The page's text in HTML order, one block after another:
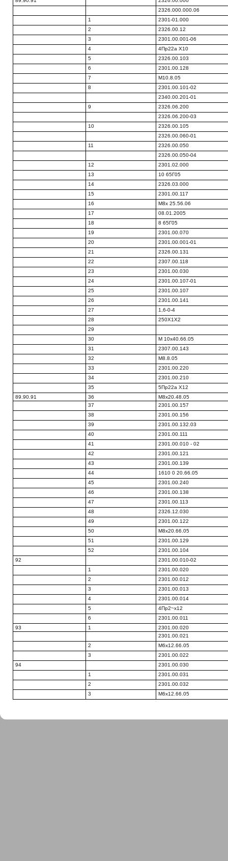
2326.000.000.06
1
2301-01.000
2
2326.00.12
3
2301.00.001-06
4
4Пр22а X10
5
2326.00.103
6
2301.00.128
7
М10.8.05
8
2301.00.101-02
2340.00.201-01
9
2326.06.200
2326.06.200-03
10
2326.00.105
2326.00.060-01
11
2326.00.050
2326.00.050-04
12
2301.02.000
13
10 65Г05
14
2326.03.000
15
2301.00.117
16
М8х 25.56.06
17
08.01.2005
18
8 65Г05
19
2301.00.070
20
2301.00.001-01
21
2326.00.131
22
2307.00.118
23
2301.00.030
24
2301.00.107-01
25
2301.00.107
26
2301.00.141
27
1,6-0-4
28
250X1X2
29
30
М 10x40.66.05
31
2307.00.143
32
М8.8.05
33
2301.00.220
34
2301.00.210
35
5Пр22а X12
89.90.91
36
М8х20.48.05
37
2301.00.157
38
2301.00.156
39
2301.00.132.03
40
2301.00.111
41
2301.00.010 - 02
42
2301.00.121
43
2301.00.139
44
1610 0 20.66.05
45
2301.00.240
46
2301.00.138
47
2301.00.113
48
2326.12.030
49
2301.00.122
50
М8х20.66.05
51
2301.00.129
52
2301.00.104
92
2301.00.010-02
1
2301.00.020
2
2301.00.012
3
2301.00.013
4
2301.00.014
5
4Пр2~х12
6
2301.00.011
93
1
2301.00.020
2301.00.021
2
М6х12.66.05
3
2301.00.022
94
2301.00.030
1
2301.00.031
2
2301.00.032
3
М6х12.66.05